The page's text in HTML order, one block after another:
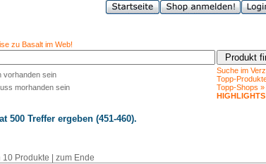
zu Basalt im Web!
vorhanden sein
morhanden sein
Suche im
Topp-
Topp-Shops »
500 Treffer ergeben (451-460).
10 Produkte zum Ende